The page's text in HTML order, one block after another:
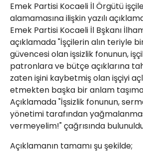
Emek Partisi Kocaeli İl Örgütü
alamamasına ilişkin yazılı
Emek Partisi Kocaeli İl Bşkanı
açıklamada "İşçilerin alın teriyle
güvencesi olan işsizlik fonunun,
patronlara ve bütçe açıklarına
zaten işini kaybetmiş olan işçiyi
etmekten başka bir anlam
Açıklamada "İşsizlik fonunun,
yönetimi tarafından
vermeyelim!" çağrısında
Açıklamanın tamamı şu şekilde;